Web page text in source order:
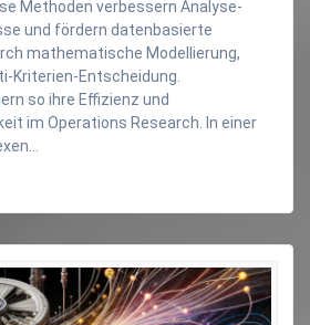
Methoden verbessern Analyse-
und fördern datenbasierte
mathematische Modellierung,
Kriterien-Entscheidung.
so ihre Effizienz und
im Operations Research. In einer